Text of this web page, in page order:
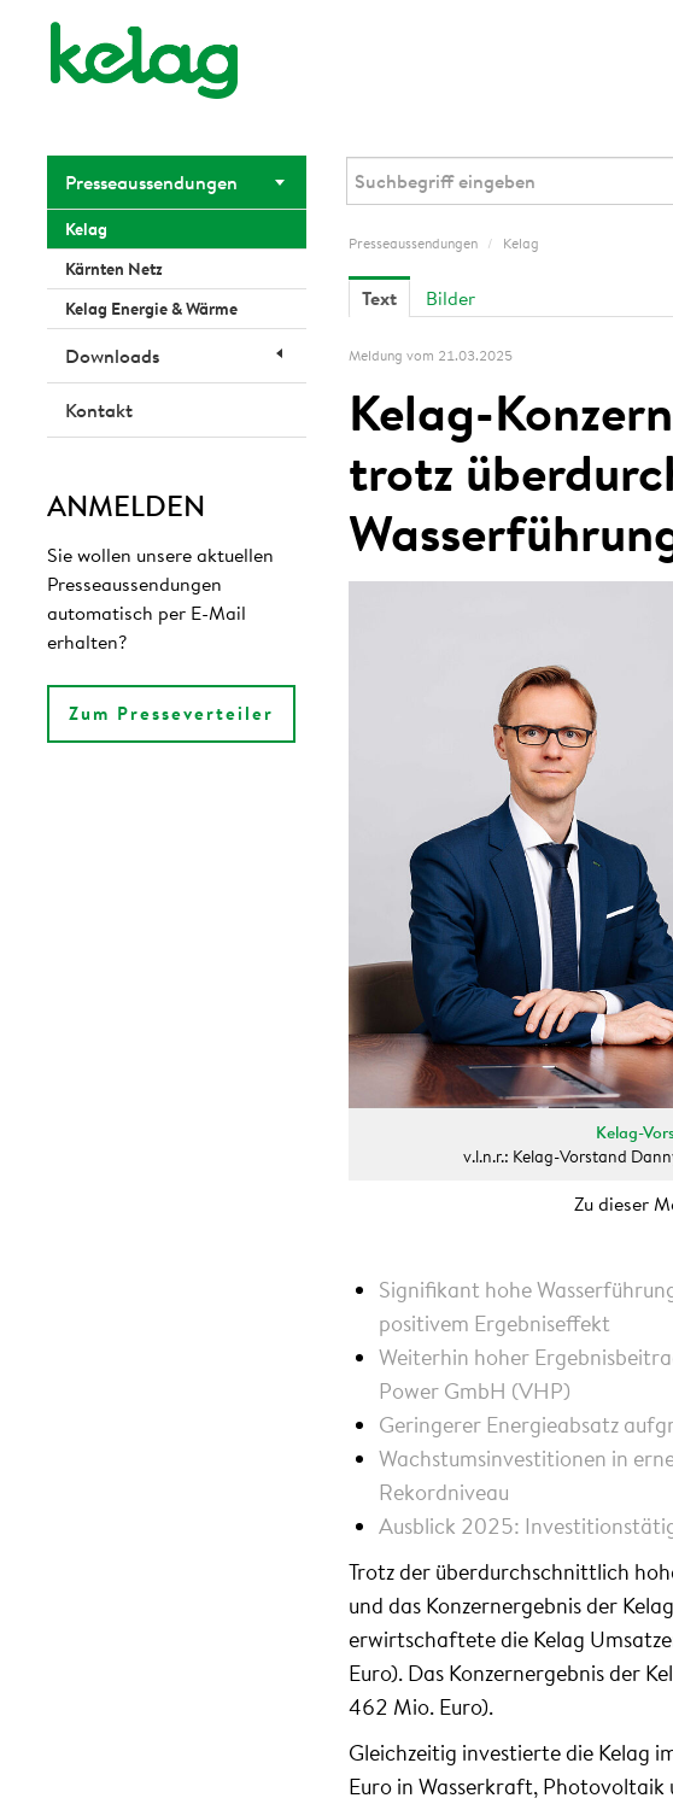
Presseaussendungen
Kelag
Kärnten Netz
Kelag Energie & Wärme
Downloads
Kontakt
ANMELDEN
Sie wollen unsere aktuellen
Presseaussendungen
automatisch per E-Mail
erhalten?
Zum Presseverteiler
Presseaussendungen / Kelag
Text Bilder
Meldung vom 21.03.2025
Kelag-
trotz
Kelag-
v.l.n.r.: Kelag-Vorstand
Zu dieser
Signifikant hohe
positivem Ergebniseffekt
Weiterhin hoher
Power GmbH (VHP)
Geringerer Energieabsatz
Wachstumsinvestitionen in
Rekordniveau
Ausblick 2025:
Trotz der überdurchschnittlich
und das Konzernergebnis der
erwirtschaftete die Kelag
Euro). Das Konzernergebnis der
462 Mio. Euro).
Gleichzeitig investierte die Kelag
Euro in Wasserkraft,